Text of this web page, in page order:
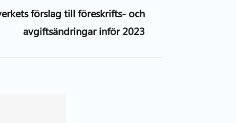
förslag till föreskrifts- och
avgiftsändringar inför 2023